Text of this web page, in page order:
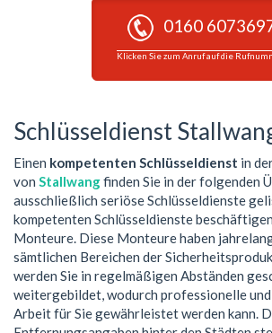
0160
Klicken Sie zum Anruf auf die
Schlüsseldienst
Einen kompetenten Schlüsseldienst in
von Stallwangfinden Sie in der folgenden
ausschließlich seriöse Schlüsseldienste
kompetenten Schlüsseldienste
Monteure. Diese Monteure haben
sämtlichen Bereichen der
werden Sie in regelmäßigen Abständen
weitergebildet, wodurch professionelle
Arbeit für Sie gewährleistet werden kann.